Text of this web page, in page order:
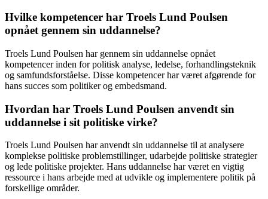
Hvilke kompetencer har Troels Lund Poulsen
opnået gennem sin uddannelse?
Troels Lund Poulsen har gennem sin uddannelse opnået
kompetencer inden for politisk analyse, ledelse, forhandlingsteknik
og samfundsforståelse. Disse kompetencer har været afgørende for
hans succes som politiker og embedsmand.
Hvordan har Troels Lund Poulsen anvendt sin
uddannelse i sit politiske virke?
Troels Lund Poulsen har anvendt sin uddannelse til at analysere
komplekse politiske problemstillinger, udarbejde politiske strategier
og lede politiske projekter. Hans uddannelse har været en vigtig
ressource i hans arbejde med at udvikle og implementere politik på
forskellige områder.